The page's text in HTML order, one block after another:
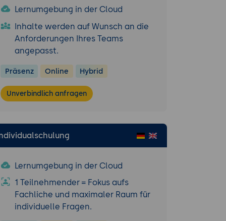
Testing-
Lernumgebung in der Cloud
Inhalte werden auf Wunsch an die
Anforderungen Ihres Teams
angepasst.
Präsenz Online Hybrid
Unverbindlich anfragen
Lernumgebung in der Cloud
1 Teilnehmender = Fokus aufs
Fachliche und maximaler Raum für
individuelle Fragen.